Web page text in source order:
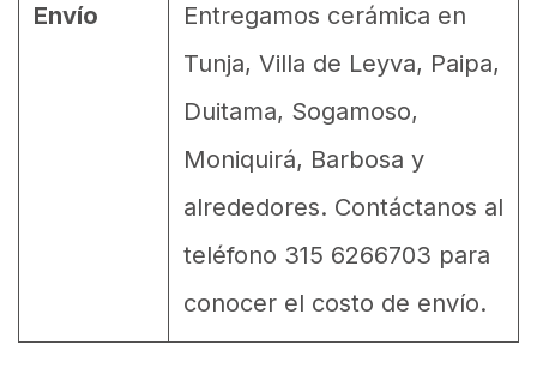
Envío
Entregamos cerámica en
Tunja, Villa de Leyva, Paipa,
Duitama, Sogamoso,
Moniquirá, Barbosa y
alrededores. Contáctanos al
teléfono 315 6266703 para
conocer el costo de envío.